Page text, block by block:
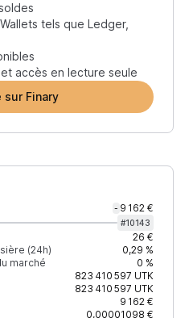
tels que Ledger,
accès en lecture seule
sur Finary
- 9 162 €
#10143
26 €
(24h)
0,29 %
marché
0 %
823 410 597 UTK
823 410 597 UTK
9 162 €
0,00001098 €